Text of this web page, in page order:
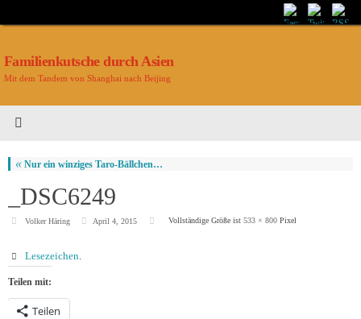
Familienkutsche durch Asien
Mit dem Tandem von Shanghai nach Beijing
« Nur ein winziges Taro-Bällchen…
_DSC6249
Volker Häring April 4, 2015 Vollständige Größe ist 533 × 800Pixel
Lesezeichen.
Teilen mit:
Teilen